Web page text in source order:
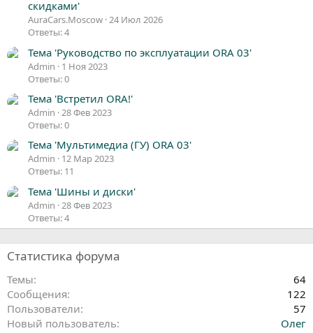
скидками'
AuraCars.Moscow 24 Июл 2026
Ответы: 4
Тема 'Руководство по эксплуатации ORA 03'
Admin
1 Ноя 2023
Ответы: 0
Тема 'Встретил ORA!'
Admin 28 Фев 2023
Ответы: 0
Тема 'Мультимедиа (ГУ) ORA 03'
Admin
12 Мар 2023
Ответы: 11
Тема 'Шины и диски'
Admin
28 Фев 2023
Ответы: 4
Статистика форума
Темы
64
Сообщения
122
Пользователи
57
Новый пользователь
Олег